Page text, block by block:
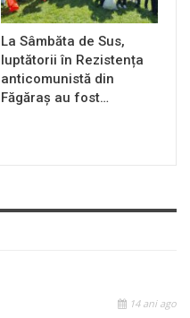
La Sâmbăta de Sus,
luptătorii în Rezistența
anticomunistă din
Făgăraș au fost…
14 ani ago